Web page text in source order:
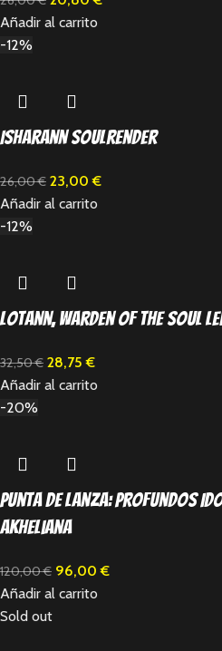
Añadir al carrito
-12%
Isharann Soulrender
26,00€ 23,00€
Añadir al carrito
-12%
Lotann, Warden of the Soul
32,50€ 28,75€
Añadir al carrito
-20%
Punta de lanza: Profundos
Akheliana
120,00€ 96,00€
Añadir al carrito
Sold out